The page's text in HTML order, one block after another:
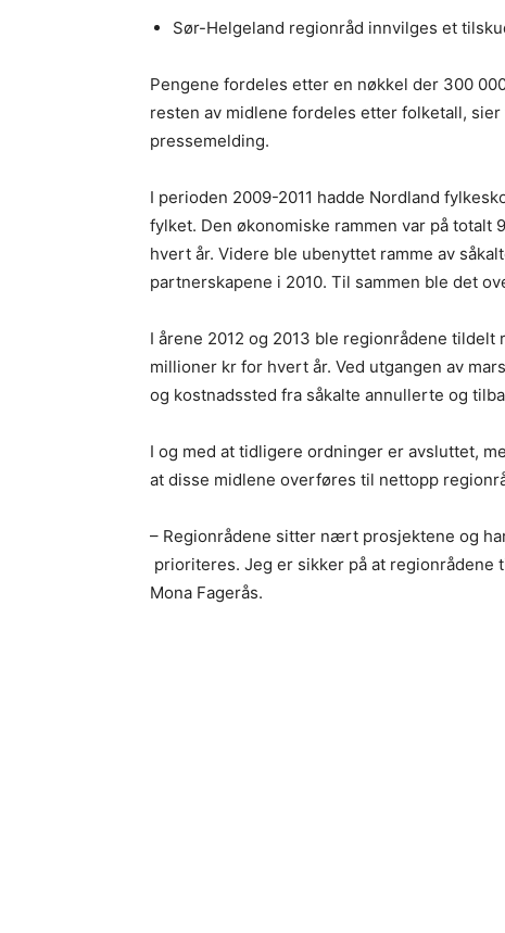
Sør-Helgeland regionråd innvilges et
Pengene fordeles etter en nøkkel der 300
resten av midlene fordeles etter folketall,
pressemelding.
I perioden 2009-2011 hadde Nordland
fylket. Den økonomiske rammen var på
hvert år. Videre ble ubenyttet ramme av
partnerskapene i 2010. Til sammen ble det
I årene 2012 og 2013 ble regionrådene
millioner kr for hvert år. Ved utgangen av
og kostnadssted fra såkalte annullerte og
I og med at tidligere ordninger er avsluttet,
at disse midlene overføres til nettopp
– Regionrådene sitter nært prosjektene og
prioriteres. Jeg er sikker på at regionrådene
Mona Fagerås.